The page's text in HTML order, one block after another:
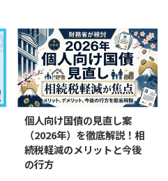
個人向け国債の見直し案
（2026年）を徹底解説！相
続税軽減のメリットと今後
の行方